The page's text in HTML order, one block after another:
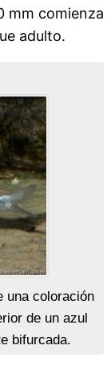
mm comienza
adulto.
una coloración
de un azul
bifurcada.